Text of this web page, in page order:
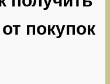
покупок